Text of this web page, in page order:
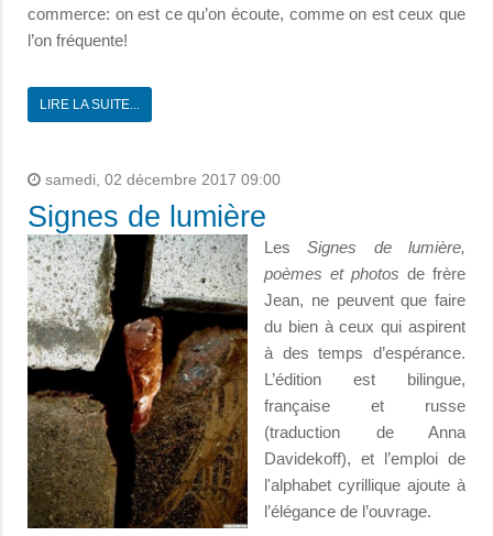
commerce: on est ce qu’on écoute, comme on est ceux que
l’on fréquente!
LIRE LA SUITE...
samedi, 02 décembre 2017 09:00
Signes de lumière
LesSignes de lumière,
poèmes et photos de frère
Jean, ne peuvent que faire
du bien à ceux qui aspirent
à des temps d’espérance.
L’édition est bilingue,
française et russe
(traduction de Anna
Davidekoff), et l’emploi de
l'alphabet cyrillique ajoute à
l’élégance de l’ouvrage.